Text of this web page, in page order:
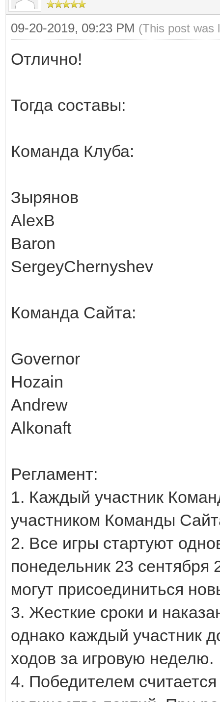
09-20-2019, 09:23 PM (This post was
Отлично!
Тогда составы:
Команда Клуба:
Зырянов
AlexB
Baron
SergeyChernyshev
Команда Сайта:
Governor
Hozain
Andrew
Alkonaft
Регламент:
1. Каждый участник
участником Команды
2. Все игры стартуют
понедельник 23
могут присоединиться
3. Жесткие сроки и
однако каждый участник
ходов за игровую неделю.
4. Победителем